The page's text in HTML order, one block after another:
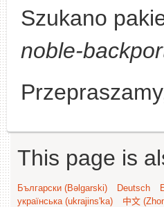
Szukano
noble-
This page is
Български (Bəlgarski) Deutsch
українська (ukrajins'ka)
中文